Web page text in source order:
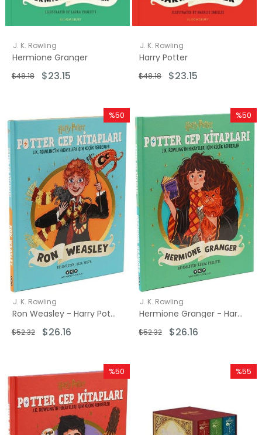
J. K. Rowling
Hermione Granger
$23.15
$48.18
J. K. Rowling
Harry Potter
$23.15
$48.18
J. K. Rowling
Ron Weasley - Harry Potter Cep Kitapları
$26.16
$52.32
%50
İndirim
%50İndirim
J. K. Rowling
Hermione Granger - Harry Potter Cep Kitapları
$26.16
$52.32
%50
İndirim
%50
İndirim
%50İndirim
%55